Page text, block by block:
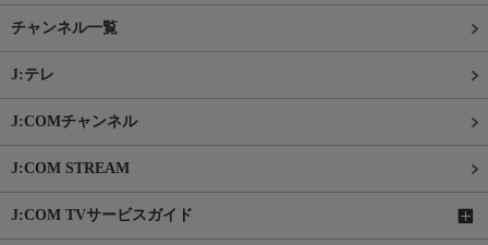
チャンネル一覧
J:テレ
J:COMチャンネル
J:COM STREAM
J:COM TVサービスガイド